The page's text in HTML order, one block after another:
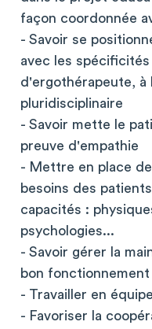
façon coordonnée
- Savoir se
avec les
d'ergothérapeute, à
pluridisciplinaire
- Savoir mette le
preuve d'empathie
- Mettre en place
besoins des
capacités :
psychologies...
- Savoir gérer la
bon
- Travailler en
- Favoriser la